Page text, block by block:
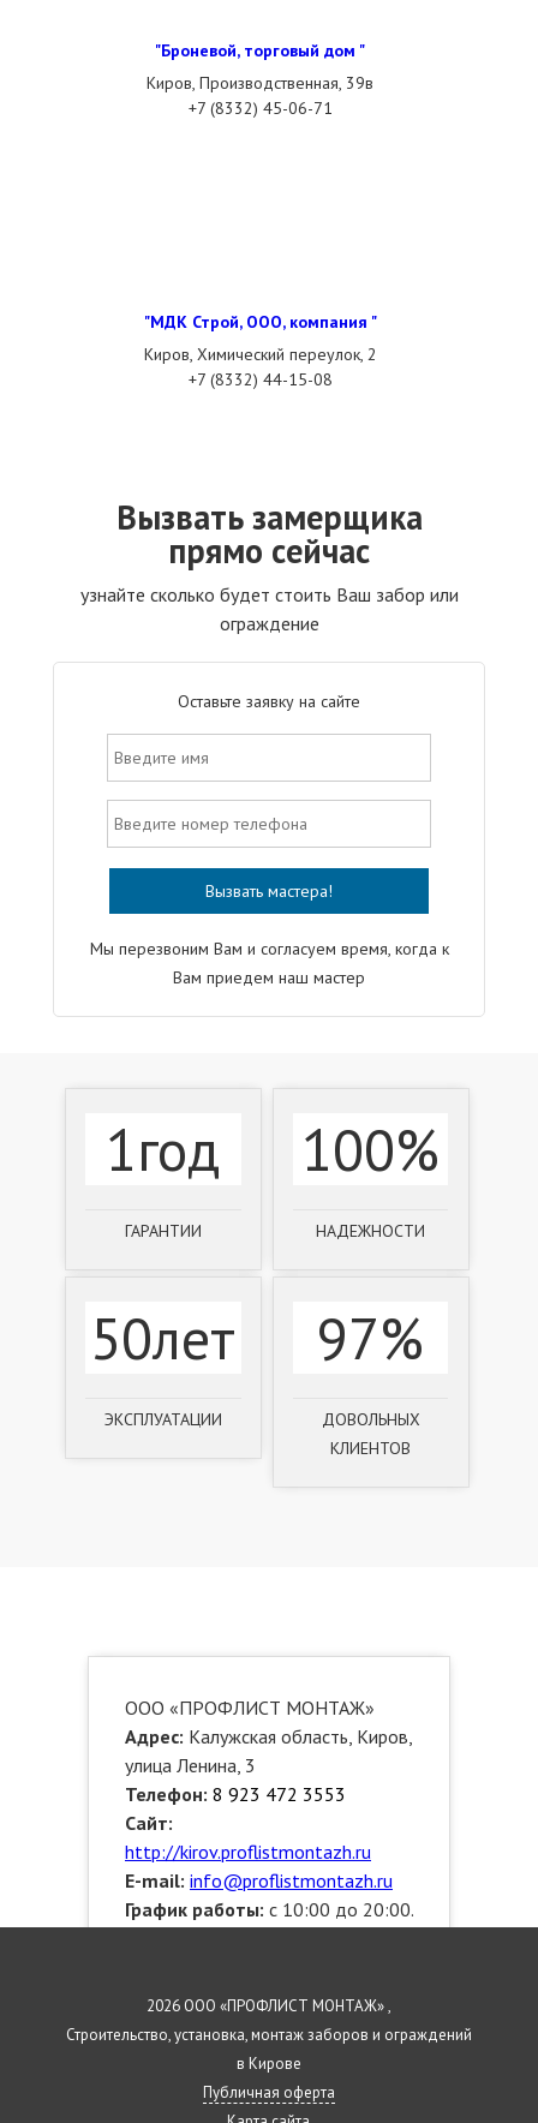
"Броневой, торговый дом "
Киров, Производственная, 39в
+7 (8332) 45-06-71
"МДК Строй, ООО, компания "
Киров, Химический переулок, 2
+7 (8332) 44-15-08
Вызвать замерщика
прямо сейчас
узнайте сколько будет стоить Ваш забор или
ограждение
Оставьте заявку на сайте
Мы перезвоним Вам и согласуем время, когда к
Вам приедем наш мастер
1год
ГАРАНТИИ
100%
НАДЕЖНОСТИ
50лет
ЭКСПЛУАТАЦИИ
97%
ДОВОЛЬНЫХ
КЛИЕНТОВ
ООО «ПРОФЛИСТ МОНТАЖ»
Адрес: Калужская область, Киров,
улица Ленина, 3
Телефон: 8 923 472 3553
Сайт:
http://kirov.proflistmontazh.ru
E-mail: info@proflistmontazh.ru
График работы: с 10:00 до 20:00.
Ленинский, Первомайский,
Октябрьский, Нововятский
2026 ООО «ПРОФЛИСТ МОНТАЖ» ,
Строительство, установка, монтаж заборов и ограждений
в Кирове
Публичная оферта